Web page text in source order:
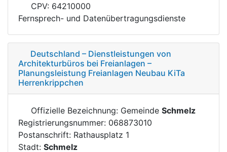
CPV: 64210000
Fernsprech- und Datenübertragungsdienste
Deutschland – Dienstleistungen von
Architekturbüros bei Freianlagen –
Planungsleistung Freianlagen Neubau KiTa
Herrenkrippchen
Offizielle Bezeichnung: Gemeinde Schmelz
Registrierungsnummer: 068873010
Postanschrift: Rathausplatz 1
Stadt: Schmelz